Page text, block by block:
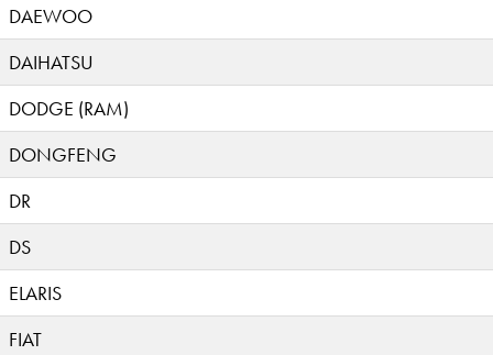
DAEWOO
DAIHATSU
DODGE (RAM)
DONGFENG
DR
DS
ELARIS
FIAT